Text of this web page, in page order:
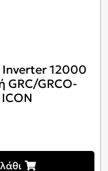
Inverter 12000
GRC/GRCO-